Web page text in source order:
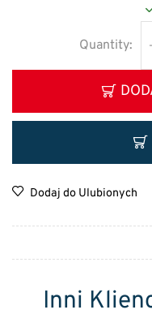
Dodaj do Ulubionych
Inni